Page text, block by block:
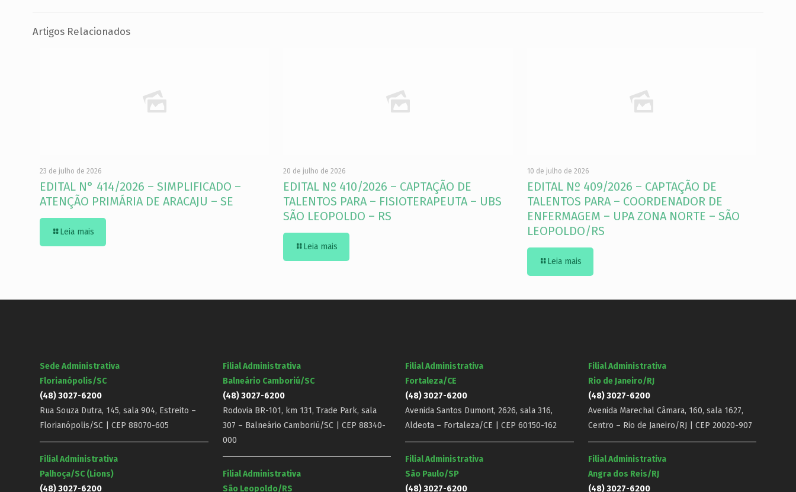
Artigos Relacionados
23 de julho de 2026
EDITAL N° 414/2026 – SIMPLIFICADO –
ATENÇÃO PRIMÁRIA DE ARACAJU – SE
Leia mais
20 de julho de 2026
EDITAL Nº 410/2026 – CAPTAÇÃO DE
TALENTOS PARA – FISIOTERAPEUTA – UBS
SÃO LEOPOLDO – RS
Leia mais
10 de julho de 2026
EDITAL Nº 409/2026 – CAPTAÇÃO DE
TALENTOS PARA – COORDENADOR DE
ENFERMAGEM – UPA ZONA NORTE – SÃO
LEOPOLDO/RS
Leia mais
Sede Administrativa
Florianópolis/SC
(48) 3027-6200
Rua Souza Dutra, 145, sala 904, Estreito –
Florianópolis/SC | CEP 88070-605
Filial Administrativa
Palhoça/SC (Lions)
(48) 3027-6200
Filial Administrativa
Balneário Camboriú/SC
(48) 3027-6200
Rodovia BR-101, km 131, Trade Park, sala
307 – Balneário Camboriú/SC | CEP 88340-
000
Filial Administrativa
São Leopoldo/RS
Filial Administrativa
Fortaleza/CE
(48) 3027-6200
Avenida Santos Dumont, 2626, sala 316,
Aldeota – Fortaleza/CE | CEP 60150-162
Filial Administrativa
São Paulo/SP
(48) 3027-6200
Filial Administrativa
Rio de Janeiro/RJ
(48) 3027-6200
Avenida Marechal Câmara, 160, sala 1627,
Centro – Rio de Janeiro/RJ | CEP 20020-907
Filial Administrativa
Angra dos Reis/RJ
(48) 3027-6200